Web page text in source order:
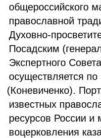
общероссийского
православной
Духовно-
Посадским
Экспертного
осуществляется
(Коневиченко).
известных
ресурсов России и
воцерковления